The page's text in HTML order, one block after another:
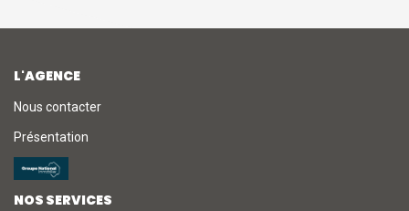
L'AGENCE
Nous contacter
Présentation
NOS SERVICES